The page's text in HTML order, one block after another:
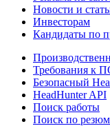
Новости и
Инвесторам
Кандидаты по
Требования к
Безопасный
HeadHunter API
Поиск работы
Поиск по